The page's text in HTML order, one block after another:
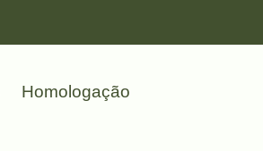
Homologação